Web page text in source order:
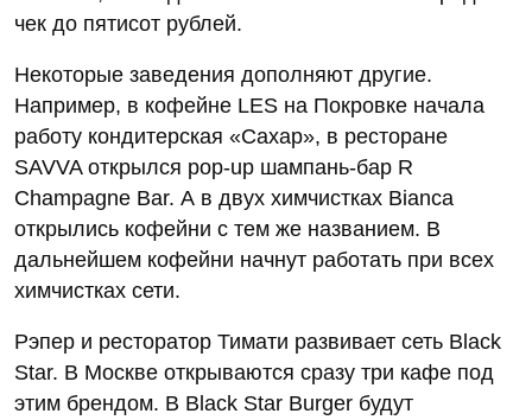
чек до пятисот рублей.
Некоторые заведения дополняют другие.
Например, в кофейне LES на Покровке начала
работу кондитерская «Сахар», в ресторане
SAVVA открылся pop-up шампань-бар R
Champagne Bar. А в двух химчистках Bianca
открылись кофейни с тем же названием. В
дальнейшем кофейни начнут работать при всех
химчистках сети.
Рэпер и ресторатор Тимати развивает сеть Black
Star. В Москве открываются сразу три кафе под
этим брендом. В Black Star Burger будут